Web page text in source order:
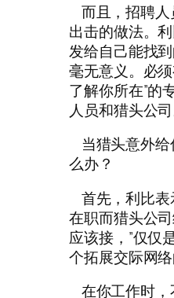
而且，招聘
出击的做法。
发给自己能找
毫无意义。必
了解你所在”的
人员和猎头公司
当猎头意外
么办？
首先，利比表
在职而猎头公
应该接，”仅仅
个拓展交际网络
在你工作时